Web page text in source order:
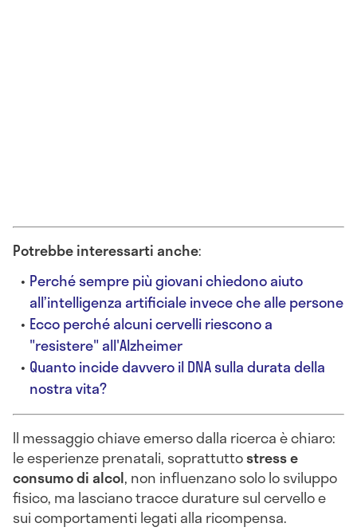
Potrebbe interessarti anche:
Perché sempre più giovani chiedono aiuto
all’intelligenza artificiale invece che alle persone
Ecco perché alcuni cervelli riescono a
"resistere" all'Alzheimer
Quanto incide davvero il DNA sulla durata della
nostra vita?
Il messaggio chiave emerso dalla ricerca è chiaro:
le esperienze prenatali, soprattuttostress e
consumo di alcol, non influenzano solo lo sviluppo
fisico, ma lasciano tracce durature sul cervello e
sui comportamenti legati alla ricompensa.